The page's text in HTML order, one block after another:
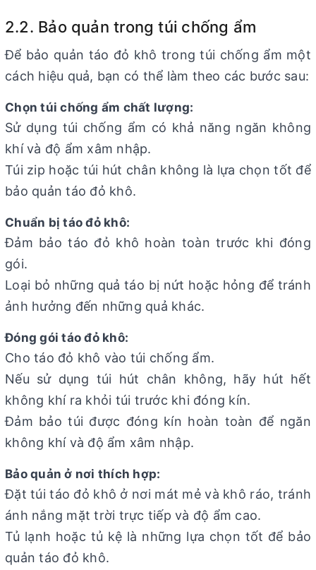
2.2. Bảo quản trong túi chống ẩm
Để bảo quản táo đỏ khô trong túi chống ẩm một
cách hiệu quả, bạn có thể làm theo các bước sau:
Chọn túi chống ẩm chất lượng:
Sử dụng túi chống ẩm có khả năng ngăn không
khí và độ ẩm xâm nhập.
Túi zip hoặc túi hút chân không là lựa chọn tốt để
bảo quản táo đỏ khô.
Chuẩn bị táo đỏ khô:
Đảm bảo táo đỏ khô hoàn toàn trước khi đóng
gói.
Loại bỏ những quả táo bị nứt hoặc hỏng để tránh
ảnh hưởng đến những quả khác.
Đóng gói táo đỏ khô:
Cho táo đỏ khô vào túi chống ẩm.
Nếu sử dụng túi hút chân không, hãy hút hết
không khí ra khỏi túi trước khi đóng kín.
Đảm bảo túi được đóng kín hoàn toàn để ngăn
không khí và độ ẩm xâm nhập.
Bảo quản ở nơi thích hợp:
Đặt túi táo đỏ khô ở nơi mát mẻ và khô ráo, tránh
ánh nắng mặt trời trực tiếp và độ ẩm cao.
Tủ lạnh hoặc tủ kệ là những lựa chọn tốt để bảo
quản táo đỏ khô.